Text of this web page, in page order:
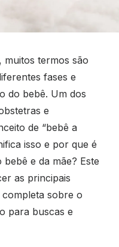
muitos termos são
fases e
do bebê. Um dos
e
de “bebê a
isso e por que é
e da mãe? Este
as principais
sobre o
para buscas e